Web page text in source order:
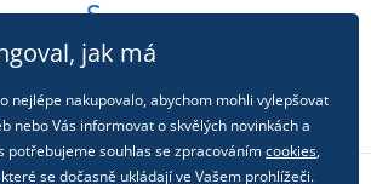
jak má
nejlépe nakupovalo, abychom mohli vylepšovat
nebo Vás informovat o skvělých novinkách a
potřebujeme souhlas se zpracovánímcookies,
se dočasně ukládají ve Vašem prohlížeči.